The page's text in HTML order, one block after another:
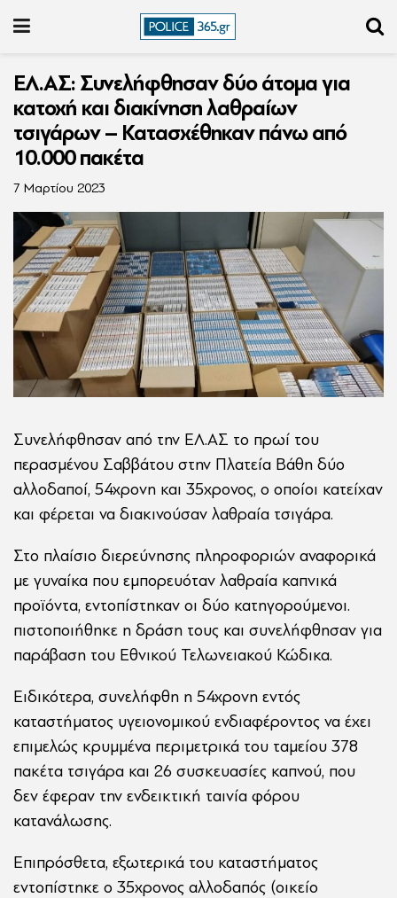
ΕΛ.ΑΣ: Συνελήφθησαν δύο άτομα για
κατοχή και διακίνηση λαθραίων
τσιγάρων – Κατασχέθηκαν πάνω από
10.000 πακέτα
7 Μαρτίου 2023
Συνελήφθησαν από την ΕΛ.ΑΣ το πρωί του
περασμένου Σαββάτου στην Πλατεία Βάθη δύο
αλλοδαποί, 54χρονη και 35χρονος, ο οποίοι κατείχαν
και φέρεται να διακινούσαν λαθραία τσιγάρα.
Στο πλαίσιο διερεύνησης πληροφοριών αναφορικά
με γυναίκα που εμπορευόταν λαθραία καπνικά
προϊόντα, εντοπίστηκαν οι δύο κατηγορούμενοι.
πιστοποιήθηκε η δράση τους και συνελήφθησαν για
παράβαση του Εθνικού Τελωνειακού Κώδικα.
Ειδικότερα, συνελήφθη η 54χρονη εντός
καταστήματος υγειονομικού ενδιαφέροντος να έχει
επιμελώς κρυμμένα περιμετρικά του ταμείου 378
πακέτα τσιγάρα και 26 συσκευασίες καπνού, που
δεν έφεραν την ενδεικτική ταινία φόρου
κατανάλωσης.
Επιπρόσθετα, εξωτερικά του καταστήματος
εντοπίστηκε ο 35χρονος αλλοδαπός (οικείο